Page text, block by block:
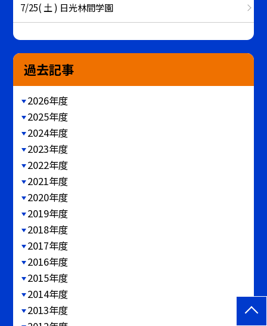
7/25( 土 ) 日光林間学園
過去記事
2026年度
2025年度
2024年度
2023年度
2022年度
2021年度
2020年度
2019年度
2018年度
2017年度
2016年度
2015年度
2014年度
2013年度